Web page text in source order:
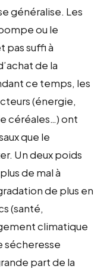
généralise. Les
ou le
pas suffi à
de la
ce temps, les
(énergie,
céréales…) ont
que le
Un deux poids
de mal à
de plus en
(santé,
climatique
sécheresse
part de la